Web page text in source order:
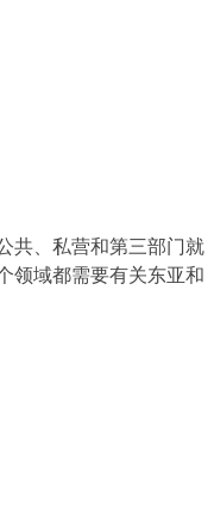
共、私营和第三部门就
领域都需要有关东亚和